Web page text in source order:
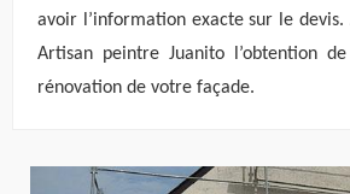
avoir l’information exacte sur le devis.
Artisan peintre Juanito l’obtention
rénovation de votre façade.